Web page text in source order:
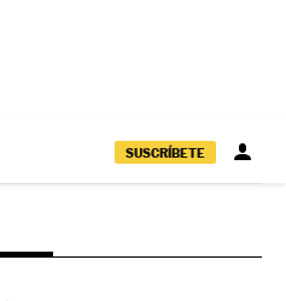
SUSCRÍBETE